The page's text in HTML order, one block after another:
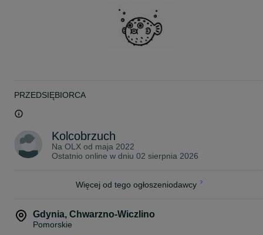
Twoje zamówienie dotrze do Ciebie bezpiecznie, ponieważ:
Rybki pakujemy w podwójne worki wypełnione czystym tlenem z
Przesyłki dostarczamy kurierem na terenie całej Polski, w pełnej
zgodności z obowiązującymi przepisami prawa.
Posiadamy wymagane uprawnienia oraz zawartą umowę, które
umożliwiają nam legalny przewóz żywych zwierząt.
Koszt wysyłki:
PRZEDSIĘBIORCA
Kolcobrzuch
Na OLX od maja 2022
Ostatnio online w dniu 02 sierpnia 2026
Więcej od tego ogłoszeniodawcy
Gdynia, Chwarzno-Wiczlino
Pomorskie